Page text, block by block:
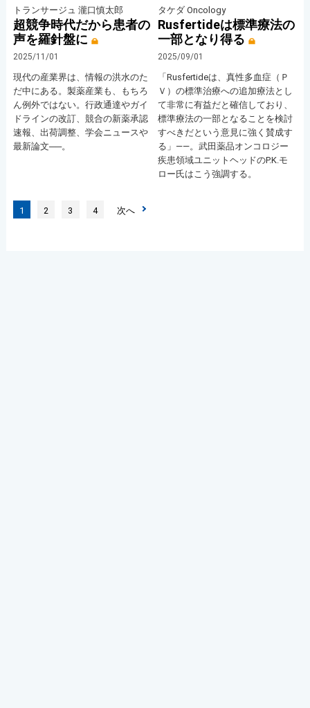
トランサージュ 瀧口慎太郎
超競争時代だから患者の
声を羅針盤に
2025/11/01
現代の産業界は、情報の洪水のた
だ中にある。製薬産業も、もちろ
ん例外ではない。行政通達やガイ
ドラインの改訂、競合の新薬承認
速報、出荷調整、学会ニュースや
最新論文──。
タケダ Oncology
Rusfertideは標準療法の
一部となり得る
2025/09/01
「Rusfertideは、真性多血症（Ｐ
Ｖ）の標準治療への追加療法とし
て非常に有益だと確信しており、
標準療法の一部となることを検討
すべきだという意見に強く賛成す
る」――。武田薬品オンコロジー
疾患領域ユニットヘッドのP.K.モ
ロー氏はこう強調する。
1 2 3 4 次へ